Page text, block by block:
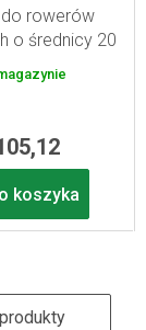
do rowerów
o średnicy 20
koszyka